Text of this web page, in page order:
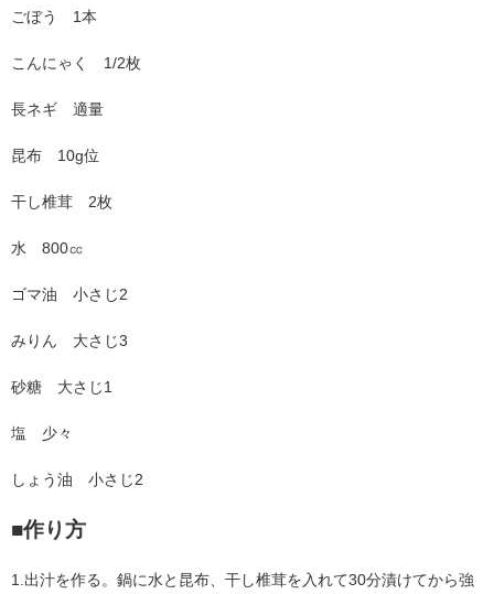
ごぼう 1本
こんにゃく 1/2枚
長ネギ 適量
昆布 10g位
干し椎茸 2枚
水 800㏄
ゴマ油 小さじ2
みりん 大さじ3
砂糖 大さじ1
塩 少々
しょう油 小さじ2
■作り方
1.出汁を作る。鍋に水と昆布、干し椎茸を入れて30分漬けてから強